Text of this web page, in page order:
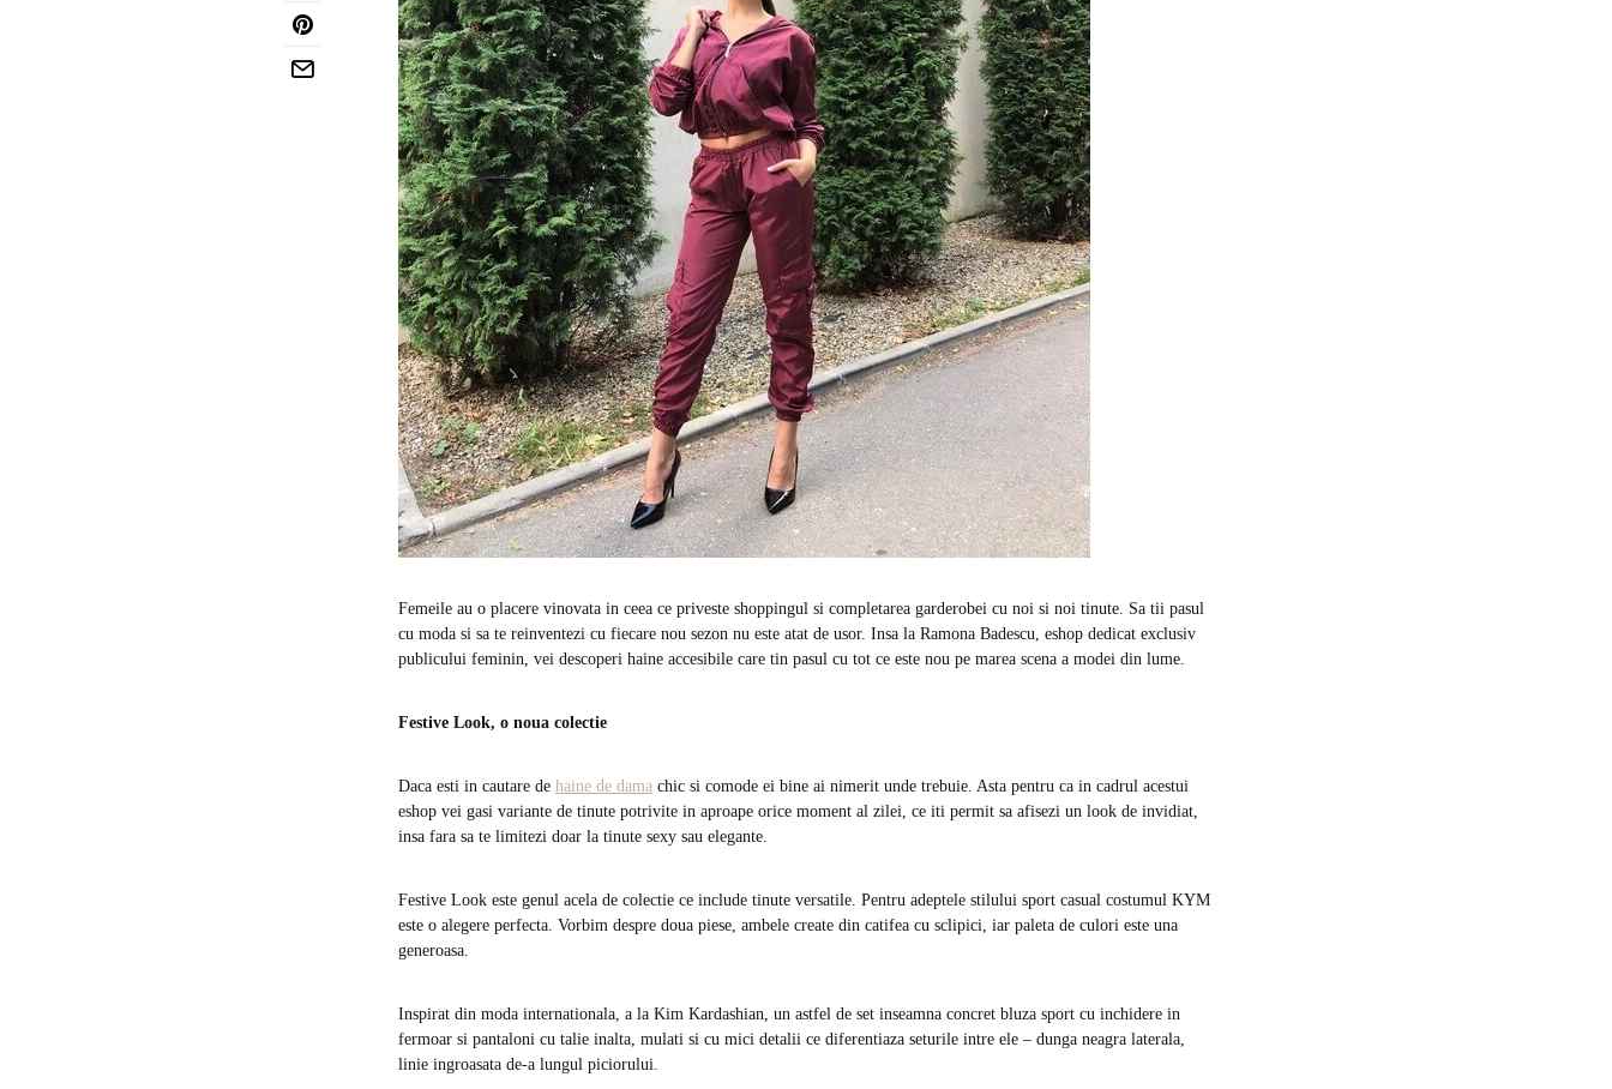
Femeile au o placere vinovata in ceea ce priveste shoppingul si completarea garderobei cu noi si noi tinute. Sa tii pasul
cu moda si sa te reinventezi cu fiecare nou sezon nu este atat de usor. Insa la Ramona Badescu, eshop dedicat exclusiv
publicului feminin, vei descoperi haine accesibile care tin pasul cu tot ce este nou pe marea scena a modei din lume.
Festive Look, o noua colectie
Daca esti in cautare de haine de dama chic si comode ei bine ai nimerit unde trebuie. Asta pentru ca in cadrul acestui
eshop vei gasi variante de tinute potrivite in aproape orice moment al zilei, ce iti permit sa afisezi un look de invidiat,
insa fara sa te limitezi doar la tinute sexy sau elegante.
Festive Look este genul acela de colectie ce include tinute versatile. Pentru adeptele stilului sport casual costumul KYM
este o alegere perfecta. Vorbim despre doua piese, ambele create din catifea cu sclipici, iar paleta de culori este una
generoasa.
Inspirat din moda internationala, a la Kim Kardashian, un astfel de set inseamna concret bluza sport cu inchidere in
fermoar si pantaloni cu talie inalta, mulati si cu mici detalii ce diferentiaza seturile intre ele – dunga neagra laterala,
linie ingroasata de-a lungul piciorului.